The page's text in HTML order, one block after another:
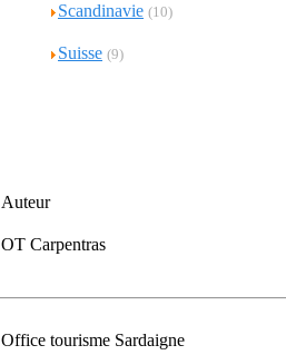
Scandinavie (10)
Suisse (9)
Auteur
OT Carpentras
Office tourisme Sardaigne